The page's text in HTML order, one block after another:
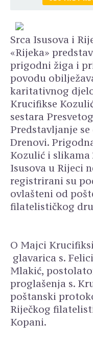
Srca Isusova i
«Rijeka»
prigodni žiga i
povodu
karitativnog
Krucifikse
sestara
Predstavljanje
Drenovi.
Kozulić i slikama
Isusova u Rijeci
registrirani su
ovlašteni od
filatelističkog
O Majci
glavarica s.
Mlakić,
proglašenja s.
poštanski
Riječkog
Kopani.